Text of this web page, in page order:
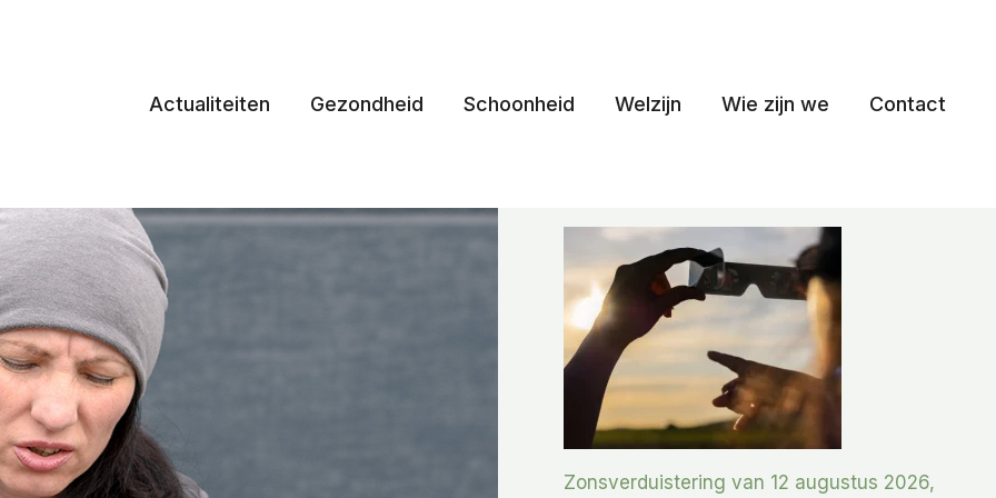
Actualiteiten Gezondheid Schoonheid Welzijn Wie zijn we Contact
Zonsverduistering van 12 augustus 2026,